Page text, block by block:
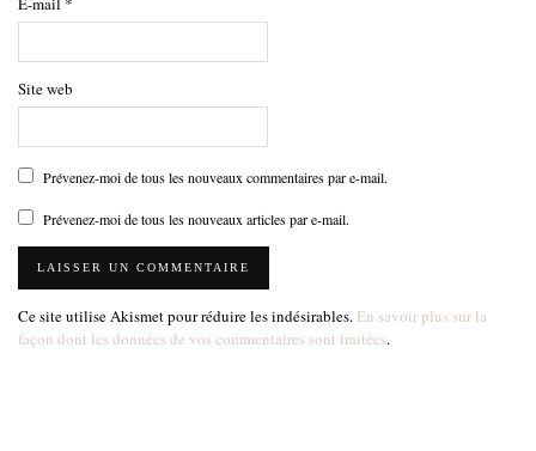
Site web
Prévenez-moi de tous les nouveaux commentaires par e-mail.
Prévenez-moi de tous les nouveaux articles par e-mail.
Ce site utilise Akismet pour réduire les indésirables. En savoir plus sur la
façon dont les données de vos commentaires sont traitées.